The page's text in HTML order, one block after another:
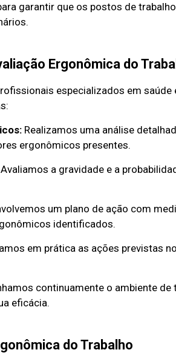
garantir que os postos de
Ergonômica do
especializados em saúde
Realizamos uma análise
ergonômicos presentes.
Avaliamos a gravidade e a
um plano de ação com
identificados.
em prática as ações previstas
continuamente o ambiente de
eficácia.
do Trabalho